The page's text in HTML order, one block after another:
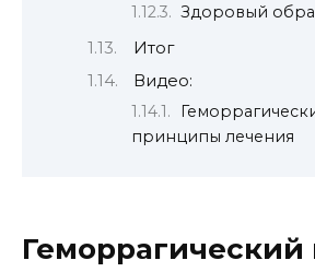
Здоровый
Итог
Видео:
принципы лечения
Геморрагический